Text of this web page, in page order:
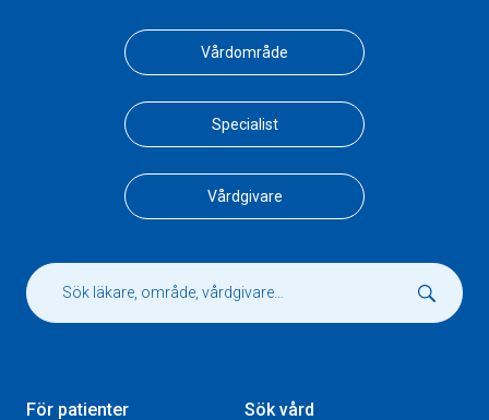
Vårdområde
Specialist
Vårdgivare
För patienter
Sök vård